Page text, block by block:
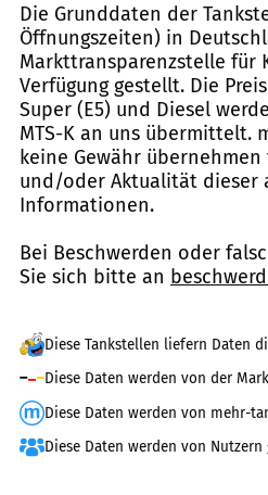
Die Grunddaten der
Öffnungszeiten) in
Markttransparenzstelle für
Verfügung gestellt. Die
Super (E5) und Diesel
MTS-K an uns übermittelt.
keine Gewähr
und/oder Aktualität dieser
Informationen.
Bei Beschwerden oder
Sie sich bitte an
Diese Tankstellen liefern Daten
Diese Daten werden von der
Diese Daten werden von mehr-
Diese Daten werden von Nutzern